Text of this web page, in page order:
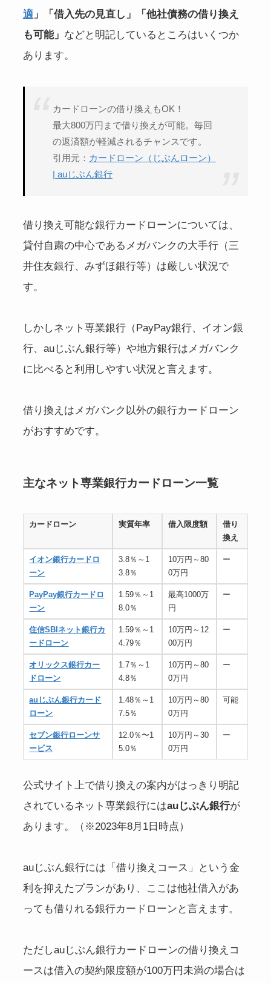
適」「借入先の見直し」「他社債務の借り換え
も可能」 などと明記しているところはいくつか
あります。
カードローンの借り換えもOK！
最大800万円まで借り換えが可能。毎回
の返済額が軽減されるチャンスです。
引用元： カードローン（じぶんローン）
| auじぶん銀行
借り換え可能な銀行カードローンについては、
貸付自粛の中心であるメガバンクの大手行（三
井住友銀行、みずほ銀行等）は厳しい状況で
す。
しかしネット専業銀行（PayPay銀行、イオン銀
行、auじぶん銀行等）や地方銀行はメガバンク
に比べると利用しやすい状況と言えます。
借り換えはメガバンク以外の銀行カードローン
がおすすめです。
主なネット専業銀行カードローン一覧
カードローン 実質年率 借入限度額
借り
換え
イオン銀行カードロ
ーン
3.8％～1
3.8％
10万円～80
0万円
ー
PayPay銀行カードロ
ーン
1.59％～1
8.0％
最高1000万
円
ー
住信SBIネット銀行カ
ードローン
1.59％～1
4.79％
10万円～12
00万円
ー
オリックス銀行カー
ドローン
1.7％～1
4.8％
10万円～80
0万円
ー
auじぶん銀行カード
ローン
1.48％～1
7.5％
10万円～80
0万円
可能
セブン銀行ローンサ
ービス
12.0％〜1
5.0％
10万円～30
0万円
ー
公式サイト上で借り換えの案内がはっきり明記
されているネット専業銀行にはauじぶん銀行が
あります。（※2023年8月1日時点）
auじぶん銀行には「借り換えコース」という金
利を抑えたプランがあり、ここは他社借入があ
っても借りれる銀行カードローンと言えます。
ただしauじぶん銀行カードローンの借り換えコ
ースは借入の契約限度額が100万円未満の場合は